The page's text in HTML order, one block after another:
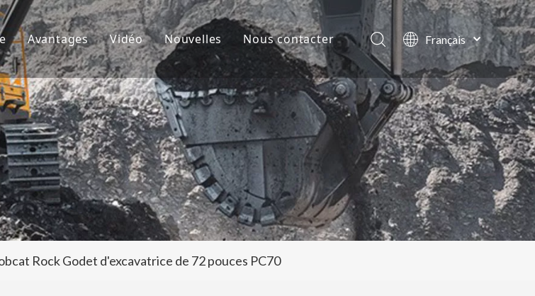
de nous
Avantages
R&D
Production
Service
Vidéo Nouvelles
Nouvelles de la société
Projets
Nous contacter
Français
English
العربية
Pусский
Español
Português
Rock Godet d'excavatrice de 72 pouces PC70